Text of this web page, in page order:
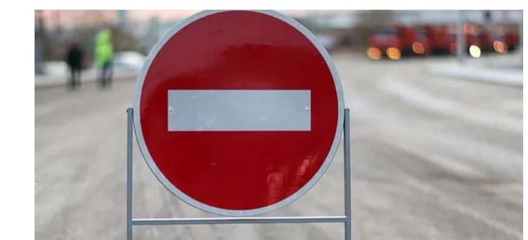
ПОЛІЦІЯ ПОЛТАВЩИНИ РОЗШУКУЄ 62-РІЧНУ
ЛЮДМИЛУ ТИМЧЕНКО
26 листопада 2025 0
ВНАСЛІДОК ПОРАНЕНЬ, ОТРИМАНИХ
25 листопада 2025